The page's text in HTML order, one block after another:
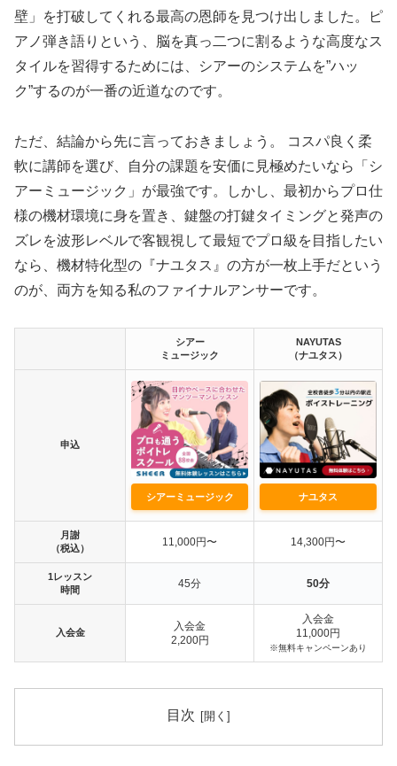
壁」を打破してくれる最高の恩師を見つけ出しました。ピ
アノ弾き語りという、脳を真っ二つに割るような高度なス
タイルを習得するためには、シアーのシステムを”ハッ
ク”するのが一番の近道なのです。
ただ、結論から先に言っておきましょう。 コスパ良く柔
軟に講師を選び、自分の課題を安価に見極めたいなら「シ
アーミュージック」が最強です。しかし、最初からプロ仕
様の機材環境に身を置き、鍵盤の打鍵タイミングと発声の
ズレを波形レベルで客観視して最短でプロ級を目指したい
なら、機材特化型の『ナユタス』の方が一枚上手だという
のが、両方を知る私のファイナルアンサーです。
シアー
ミュージック
NAYUTAS
（ナユタス）
申込
シアーミュージック ナユタス
月謝
（税込）
11,000円〜 14,300円〜
1レッスン
時間
45分 50分
入会金
入会金
2,200円
入会金
11,000円
※無料キャンペーンあり
目次